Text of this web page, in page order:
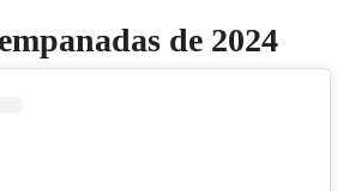
de 2024